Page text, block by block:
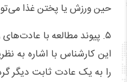
حین ورزش یا پختن غذا
۵. پیوند مطالعه با عادت‌های روزانه
این کارشناس با اشاره به
را به یک عادت ثابت دیگر